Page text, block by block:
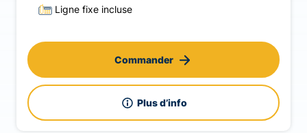
Ligne fixe incluse
Plus d’info
Commander